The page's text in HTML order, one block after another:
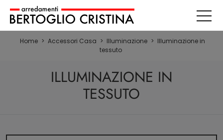
Home > Accessori Casa > Illuminazione > Illuminazione in
tessuto
ILLUMINAZIONE IN
TESSUTO